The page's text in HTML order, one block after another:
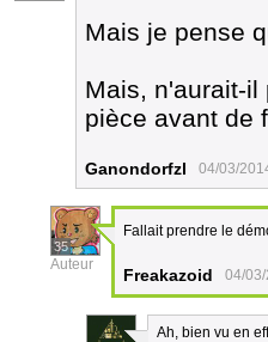
Mais je pense
Mais, n'aurait-il
pièce avant de
Ganondorfzl 04/03/
35
Auteur
Fallait prendre le
Freakazoid 04/
Ah, bien vu en